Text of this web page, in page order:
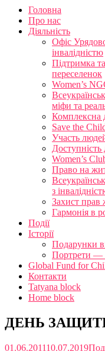
Головна
Про нас
Діяльність
Офіс
інвалідністю
Підтримка
переселенок
Women’s
міфи та
Комплексна
Save the
Участь
Доступність
Women’s
Право на
з
Захист прав
Гармонія в
Події
Історії
Подарунки
Портрети —
Global Fund for
Контакти
Tatyana block
Home block
ДЕНЬ
01.06.201110.07.2019